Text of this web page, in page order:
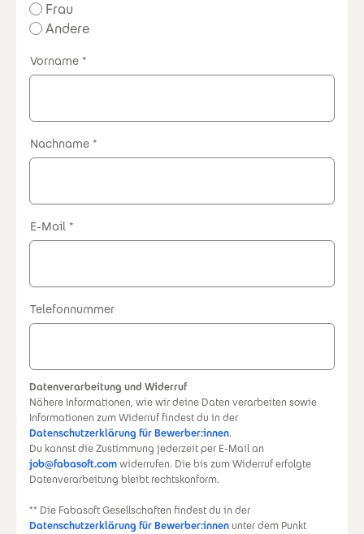
Frau
Andere
Vorname
Nachname
E-Mail
Telefonnummer
Datenverarbeitung und Widerruf
Nähere Informationen, wie wir deine Daten verarbeiten sowie
Informationen zum Widerruf findest du in der
Datenschutzerklärung für Bewerber:innen.
Du kannst die Zustimmung jederzeit per E-Mail an
job@fabasoft.comwiderrufen. Die bis zum Widerruf erfolgte
Datenverarbeitung bleibt rechtskonform.
** Die Fabasoft Gesellschaften findest du in der
Datenschutzerklärung für Bewerber:innen unter dem Punkt